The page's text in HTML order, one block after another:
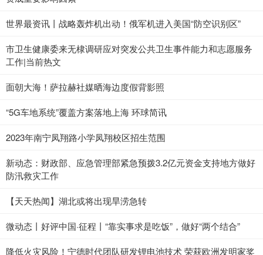
世界最资讯丨战略轰炸机出动！俄军机进入美国“防空识别区”
市卫生健康委来无棣调研应对突发公共卫生事件能力和志愿服务
工作|当前热文
面朝大海！萨拉赫社媒晒海边度假背影照
“5G车地系统”覆盖方案落地上海 环球简讯
2023年南宁凤翔路小学凤翔校区招生范围
新动态：财政部、应急管理部紧急预拨3.2亿元资金支持地方做好
防汛救灾工作
【天天热闻】湖北或将出现旱涝急转
微动态丨好评中国·征程丨“靠实事求是吃饭”，做好“两个结合”
降低火灾风险！宁德时代团队研发锂电池技术 荣获欧洲发明家奖